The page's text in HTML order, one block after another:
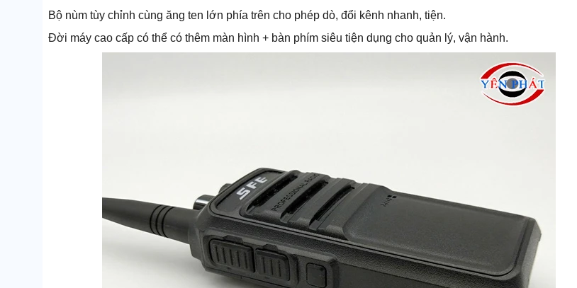
Bộ nùm tùy chỉnh cùng ăng ten lớn phía trên cho phép dò, đổi kênh nhanh, tiện.
Đời máy cao cấp có thể có thêm màn hình + bàn phím siêu tiện dụng cho quản lý, vận hành.